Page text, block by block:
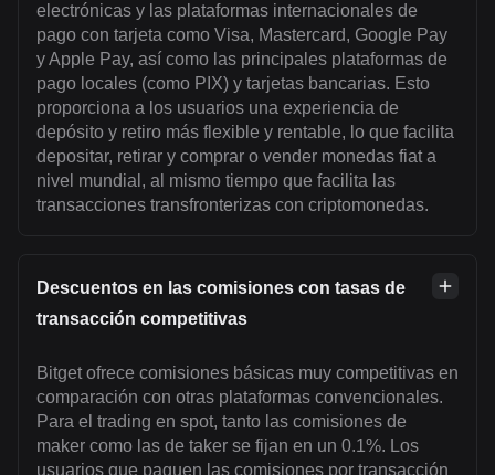
electrónicas y las plataformas internacionales de
pago con tarjeta como Visa, Mastercard, Google Pay
y Apple Pay, así como las principales plataformas de
pago locales (como PIX) y tarjetas bancarias. Esto
proporciona a los usuarios una experiencia de
depósito y retiro más flexible y rentable, lo que facilita
depositar, retirar y comprar o vender monedas fiat a
nivel mundial, al mismo tiempo que facilita las
transacciones transfronterizas con criptomonedas.
Descuentos en las comisiones con tasas de
transacción competitivas
Bitget ofrece comisiones básicas muy competitivas en
comparación con otras plataformas convencionales.
Para el trading en spot, tanto las comisiones de
maker como las de taker se fijan en un 0.1%. Los
usuarios que paguen las comisiones por transacción